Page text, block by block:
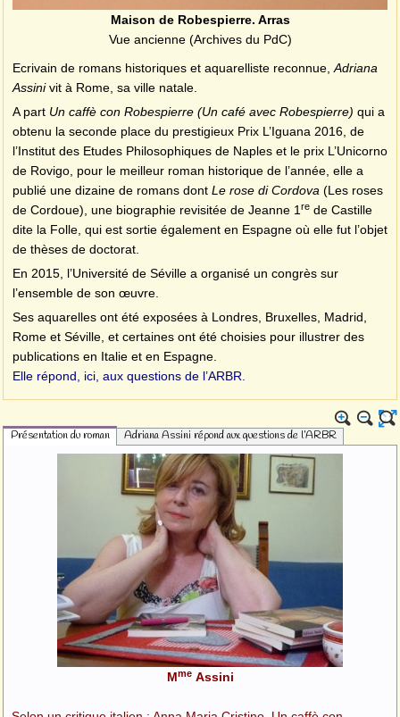
Maison de Robespierre. Arras
Vue ancienne (Archives du PdC)
Ecrivain de romans historiques et aquarelliste reconnue, Adriana
Assinivit à Rome, sa ville natale.
A part Un caffè con Robespierre (Un café avec Robespierre) qui a
obtenu la seconde place du prestigieux Prix L’Iguana 2016, de
l’Institut des Etudes Philosophiques de Naples et le prix L’Unicorno
de Rovigo, pour le meilleur roman historique de l’année, elle a
publié une dizaine de romans dont Le rose di Cordova (Les roses
de Cordoue), une biographie revisitée de Jeanne 1 re de Castille
dite la Folle, qui est sortie également en Espagne où elle fut l’objet
de thèses de doctorat.
En 2015, l’Université de Séville a organisé un congrès sur
l’ensemble de son œuvre.
Ses aquarelles ont été exposées à Londres, Bruxelles, Madrid,
Rome et Séville, et certaines ont été choisies pour illustrer des
publications en Italie et en Espagne.
Elle répond, ici, aux questions de l’ARBR.
Présentation du roman Adriana Assini répond aux questions de l’ARBR
MmeAssini